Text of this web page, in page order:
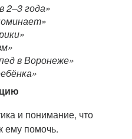
2–3 года»
в Воронеже»
и понимание, что
ему помочь.